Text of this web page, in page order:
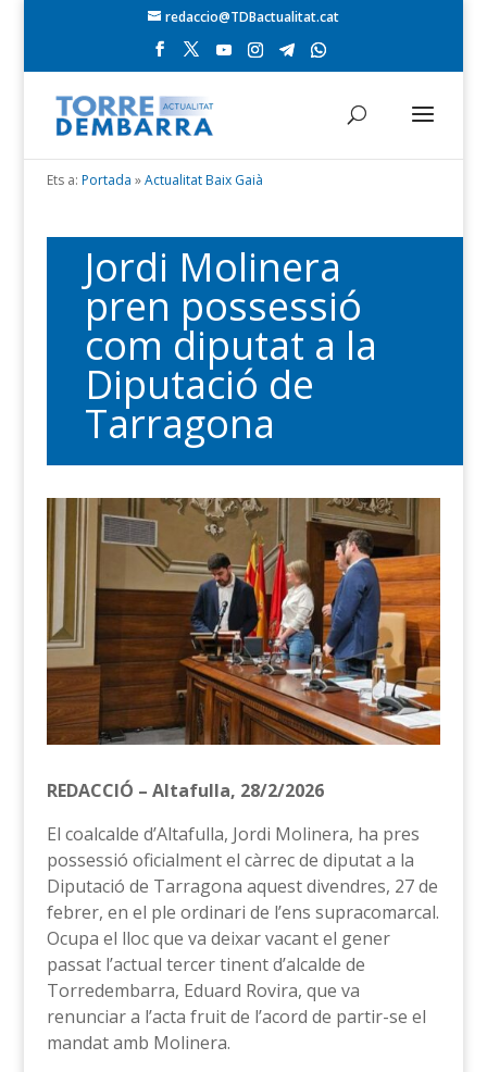
redaccio@TDBactualitat.cat
Ets a: Portada »Actualitat Baix Gaià
Jordi Molinera
pren possessió
com diputat a la
Diputació de
Tarragona
REDACCIÓ – Altafulla, 28/2/2026
El coalcalde d’Altafulla, Jordi Molinera, ha pres
possessió oficialment el càrrec de diputat a la
Diputació de Tarragona aquest divendres, 27 de
febrer, en el ple ordinari de l’ens supracomarcal.
Ocupa el lloc que va deixar vacant el gener
passat l’actual tercer tinent d’alcalde de
Torredembarra, Eduard Rovira, que va
renunciar a l’acta fruit de l’acord de partir-se el
mandat amb Molinera.